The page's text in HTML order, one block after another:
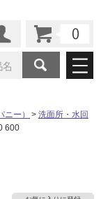
イレ
ー）
洗面所・水回
600